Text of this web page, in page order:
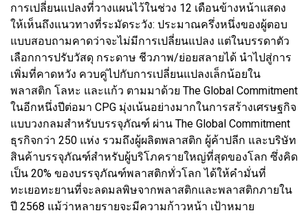
การเปลี่ยนแปลงที่วางแผนไว้ในช่วง 12 เดือนข้างหน้าแสดง
ให้เห็นถึงแนวทางที่ระมัดระวัง: ประมาณครึ่งหนึ่งของผู้ตอบ
แบบสอบถามคาดว่าจะไม่มีการเปลี่ยนแปลง แต่ในบรรดาตัว
เลือกการปรับวัสดุ กระดาษ ชีวภาพ/ย่อยสลายได้ นำไปสู่การ
เพิ่มที่คาดหวัง ควบคู่ไปกับการเปลี่ยนแปลงเล็กน้อยใน
พลาสติก โลหะ และแก้ว ตามมาด้วย The Global Commitment
ในอีกหนึ่งปีต่อมา CPG มุ่งเน้นอย่างมากในการสร้างเศรษฐกิจ
แบบวงกลมสำหรับบรรจุภัณฑ์ ผ่าน The Global Commitment
ธุรกิจกว่า 250 แห่ง รวมถึงผู้ผลิตพลาสติก ผู้ค้าปลีก และบริษัท
สินค้าบรรจุภัณฑ์สำหรับผู้บริโภครายใหญ่ที่สุดของโลก ซึ่งคิด
เป็น 20% ของบรรจุภัณฑ์พลาสติกทั่วโลก ได้ให้คำมั่นที่
ทะเยอทะยานที่จะลดมลพิษจากพลาสติกและพลาสติกภายใน
ปี 2568 แม้ว่าหลายรายจะมีความก้าวหน้า เป้าหมาย